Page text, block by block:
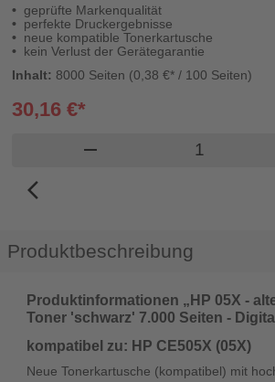
geprüfte Markenqualität
perfekte Druckergebnisse
neue kompatible Tonerkartusche
kein Verlust der Gerätegarantie
Inhalt: 8000 Seiten (0,38 €* / 100 Seiten)
30,16 €*
remove Produkt
arrow_back_ios_new
Produktbeschreibung
Produktinformationen „HP 05X -
Toner 'schwarz' 7.000 Seiten -
kompatibel zu: HP CE505X (05X)
Neue Tonerkartusche (kompatibel) mit